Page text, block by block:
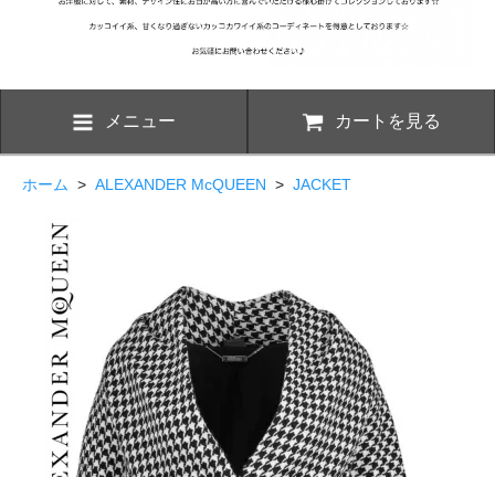
メニュー カートを見る
ホーム > ALEXANDER McQUEEN > JACKET